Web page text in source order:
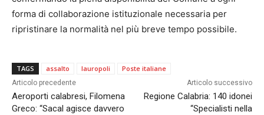
forma di collaborazione istituzionale necessaria per
ripristinare la normalità nel più breve tempo possibile.
TAGS assalto lauropoli Poste italiane
Articolo precedente
Aeroporti calabresi, Filomena
Greco: “Sacal agisce davvero
Articolo successivo
Regione Calabria: 140 idonei
“Specialisti nella